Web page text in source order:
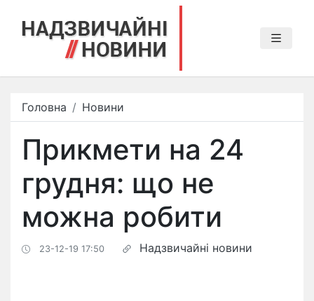
Головна Новини
Прикмети на 24
грудня: що не
можна робити
23-12-19 17:50 Надзвичайні новини